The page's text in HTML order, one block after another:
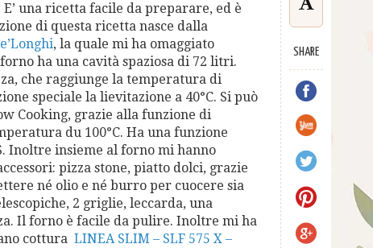
SHARE
una ricetta facile da preparare, ed è
di questa ricetta nasce dalla
, la quale mi ha omaggiato
ha una cavità spaziosa di 72 litri.
che raggiunge la temperatura di
speciale la lievitazione a 40°C. Si può
Cooking, grazie alla funzione di
du 100°C. Ha una funzione
Inoltre insieme al forno mi hanno
pizza stone, piatto dolci, grazie
né olio e né burro per cuocere sia
2 griglie, leccarda, una
Il forno è facile da pulire. Inoltre mi ha
cottura LINEA SLIM – SLF 575 X –